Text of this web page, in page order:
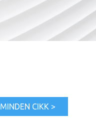
MINDEN CIKK >